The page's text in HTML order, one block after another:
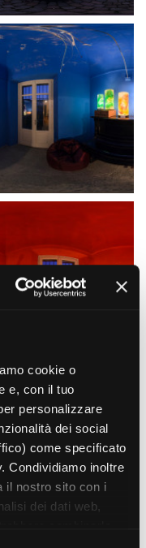
cookie o
e, con il tuo
personalizzare
dei social
come specificato
Condividiamo inoltre
il nostro sito con i
dei dati web,
con noi
- Tirocini - Scuola e
Operatori Economici
affidamento lavori in